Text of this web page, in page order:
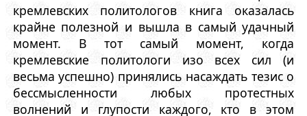
кремлевских политологов книга оказалась
крайне полезной и вышла в самый удачный
момент. В тот самый момент, когда
кремлевские политологи изо всех сил (и
весьма успешно) принялись насаждать тезис о
бессмысленности любых протестных
волнений и глупости каждого, кто в этом